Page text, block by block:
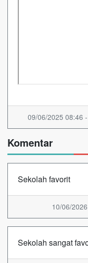
09/06/2025 08:46
Komentar
Sekolah favorit
10/06/
Sekolah sangat